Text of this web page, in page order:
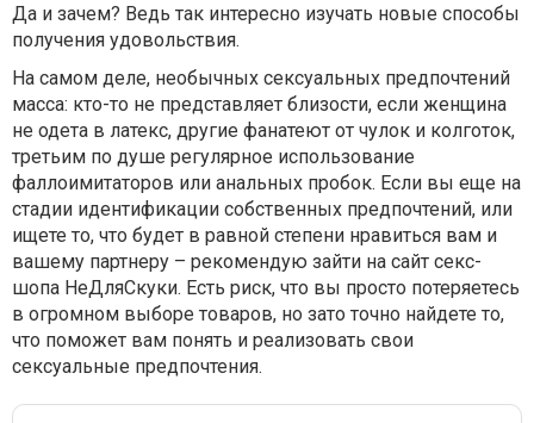
Да и зачем? Ведь так интересно изучать новые способы
получения удовольствия.
На самом деле, необычных сексуальных предпочтений
масса: кто-то не представляет близости, если женщина
не одета в латекс, другие фанатеют от чулок и колготок,
третьим по душе регулярное использование
фаллоимитаторов или анальных пробок. Если вы еще на
стадии идентификации собственных предпочтений, или
ищете то, что будет в равной степени нравиться вам и
вашему партнеру – рекомендую зайти на сайт секс-
шопа НеДляСкуки. Есть риск, что вы просто потеряетесь
в огромном выборе товаров, но зато точно найдете то,
что поможет вам понять и реализовать свои
сексуальные предпочтения.